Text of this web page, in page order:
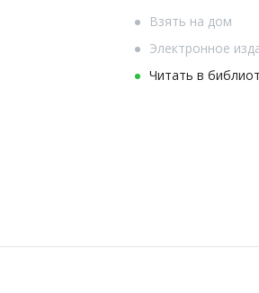
Взять на дом
Электронное
Читать в